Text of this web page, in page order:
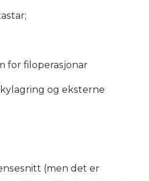
for filoperasjonar
og eksterne
(men det er